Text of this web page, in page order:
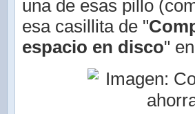
una de esas pillo
esa casillita de "
espacio en disco"